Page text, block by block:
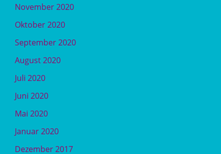
November 2020
Oktober 2020
September 2020
August 2020
Juli 2020
Juni 2020
Mai 2020
Januar 2020
Dezember 2017